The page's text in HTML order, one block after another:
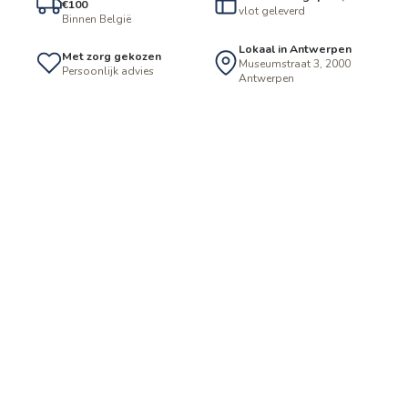
€100
Binnen België
vlot geleverd
Met zorg gekozen
Persoonlijk advies
Lokaal in Antwerpen
Museumstraat 3, 2000
Antwerpen